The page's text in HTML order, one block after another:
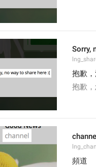
Sorry,
抱歉
抱歉
頻道